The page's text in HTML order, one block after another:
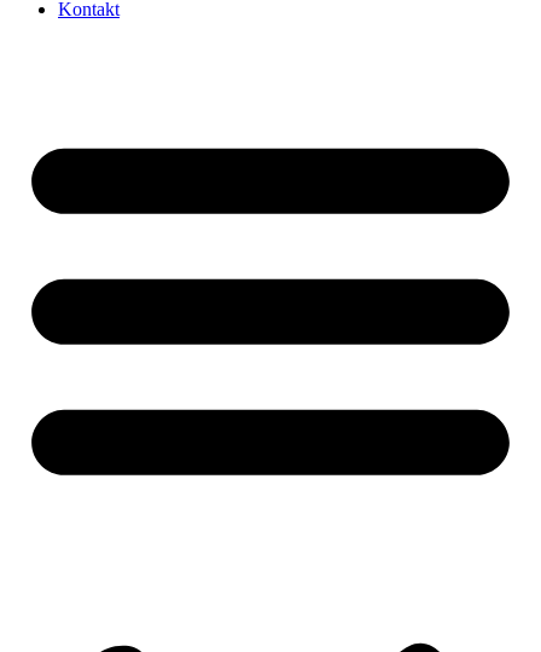
Kontakt